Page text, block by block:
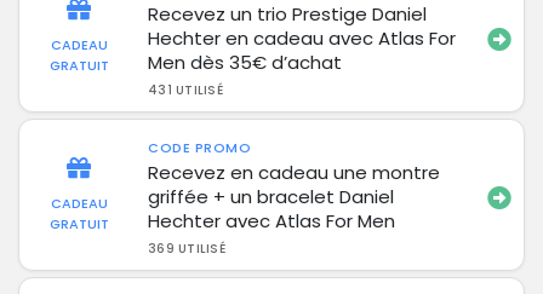
CADEAU
GRATUIT
Recevez un trio Prestige Daniel
Hechter en cadeau avec Atlas For
Men dès 35€ d’achat
431 UTILISÉ
CADEAU
GRATUIT
CODE PROMO
Recevez en cadeau une montre
griffée + un bracelet Daniel
Hechter avec Atlas For Men
369 UTILISÉ